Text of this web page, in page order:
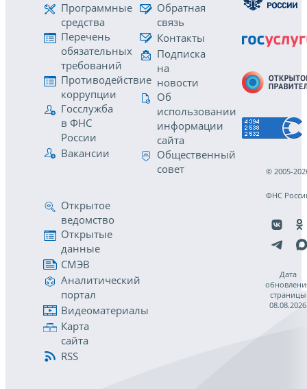
Программные
средства
Перечень
обязательных
требований
Противодействие
коррупции
Госслужба
в ФНС
России
Вакансии
Обратная
связь
Контакты
Подписка
на
новости
Об
использовании
информации
сайта
Общественный
совет
Открытое
ведомство
Открытые
данные
СМЭВ
Аналитический
портал
Видеоматериалы
Карта
сайта
RSS
© 2005-
ФНС
Дата
страницы
08.08.2026